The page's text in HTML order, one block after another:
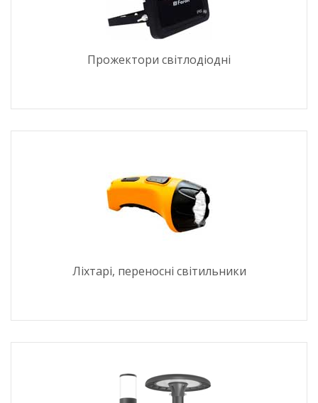
Прожектори світлодіодні
Ліхтарі, переносні світильники